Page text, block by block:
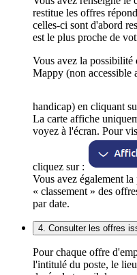
restitue les offres
celles-ci sont d'abord
est le plus proche de
Vous avez la
Mappy (non accessible
handicap) en cliquant
La carte affiche
voyez à l'écran. Pour
cliquez sur :
Vous avez également
« classement » des
par date.
4. Consulter les offres
Pour chaque offre
l'intitulé du poste, le